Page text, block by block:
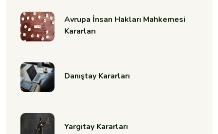
Avrupa İnsan Hakları Mahkemesi
Kararları
Danıştay Kararları
Yargıtay Kararları